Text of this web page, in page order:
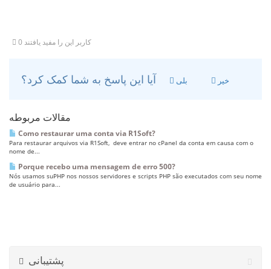
0 کاربر این را مفید یافتند
آیا این پاسخ به شما کمک کرد؟ بلی خیر
مقالات مربوطه
Como restaurar uma conta via R1Soft?
Para restaurar arquivos via R1Soft, deve entrar no cPanel da conta em causa com o
nome de...
Porque recebo uma mensagem de erro 500?
Nós usamos suPHP nos nossos servidores e scripts PHP são executados com seu nome
de usuário para...
پشتیبانی